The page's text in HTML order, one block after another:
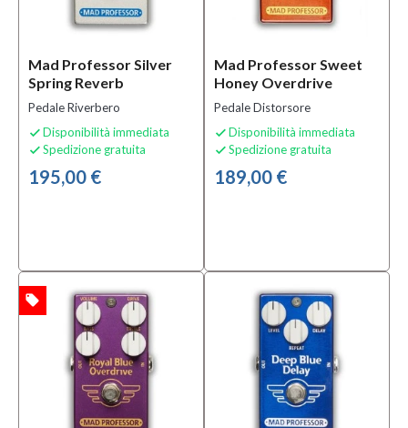
Overdrive
(5)
MOSTRA
TUTTI
Condizione
Nuovo
165,00 €
Mad Professor Silver
Spring Reverb
Pedale Riverbero
 Disponibilità immediata
 Spedizione gratuita
195,00 €
Mad Professor Sweet
Honey Overdrive
Pedale Distorsore
 Disponibilità immediata
 Spedizione gratuita
189,00 €
local_offer